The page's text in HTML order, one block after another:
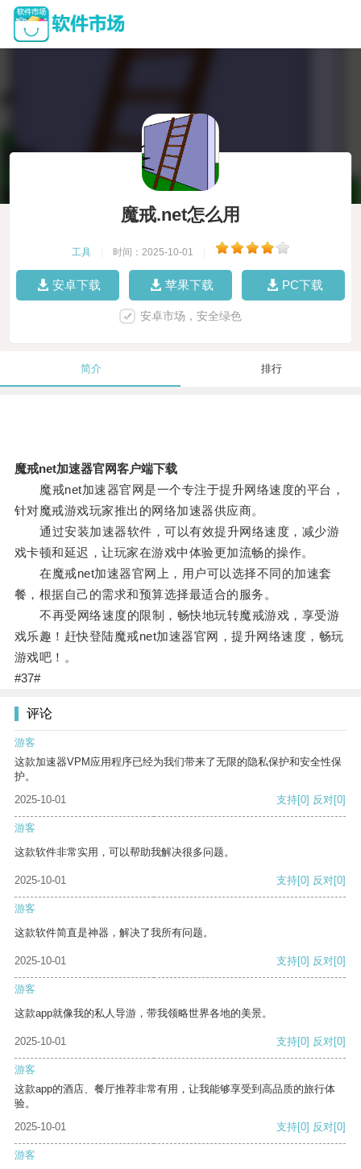
魔戒.net怎么用
工具 时间：2025-10-01
安卓下载 苹果下载 PC下载
安卓市场，安全绿色
简介 排行
魔戒net加速器官网客户端下载
魔戒net加速器官网是一个专注于提升网络速度的平台，
针对魔戒游戏玩家推出的网络加速器供应商。
通过安装加速器软件，可以有效提升网络速度，减少游
戏卡顿和延迟，让玩家在游戏中体验更加流畅的操作。
在魔戒net加速器官网上，用户可以选择不同的加速套
餐，根据自己的需求和预算选择最适合的服务。
不再受网络速度的限制，畅快地玩转魔戒游戏，享受游
戏乐趣！赶快登陆魔戒net加速器官网，提升网络速度，畅玩
游戏吧！。
#37#
评论
游客
这款加速器VPM应用程序已经为我们带来了无限的隐私保护和安全性保
护。
2025-10-01
支持[0] 反对[0]
游客
这款软件非常实用，可以帮助我解决很多问题。
2025-10-01 支持[0] 反对[0]
游客
这款软件简直是神器，解决了我所有问题。
2025-10-01 支持[0] 反对[0]
游客
这款app就像我的私人导游，带我领略世界各地的美景。
2025-10-01 支持[0] 反对[0]
游客
这款app的酒店、餐厅推荐非常有用，让我能够享受到高品质的旅行体
验。
2025-10-01
支持[0] 反对[0]
游客